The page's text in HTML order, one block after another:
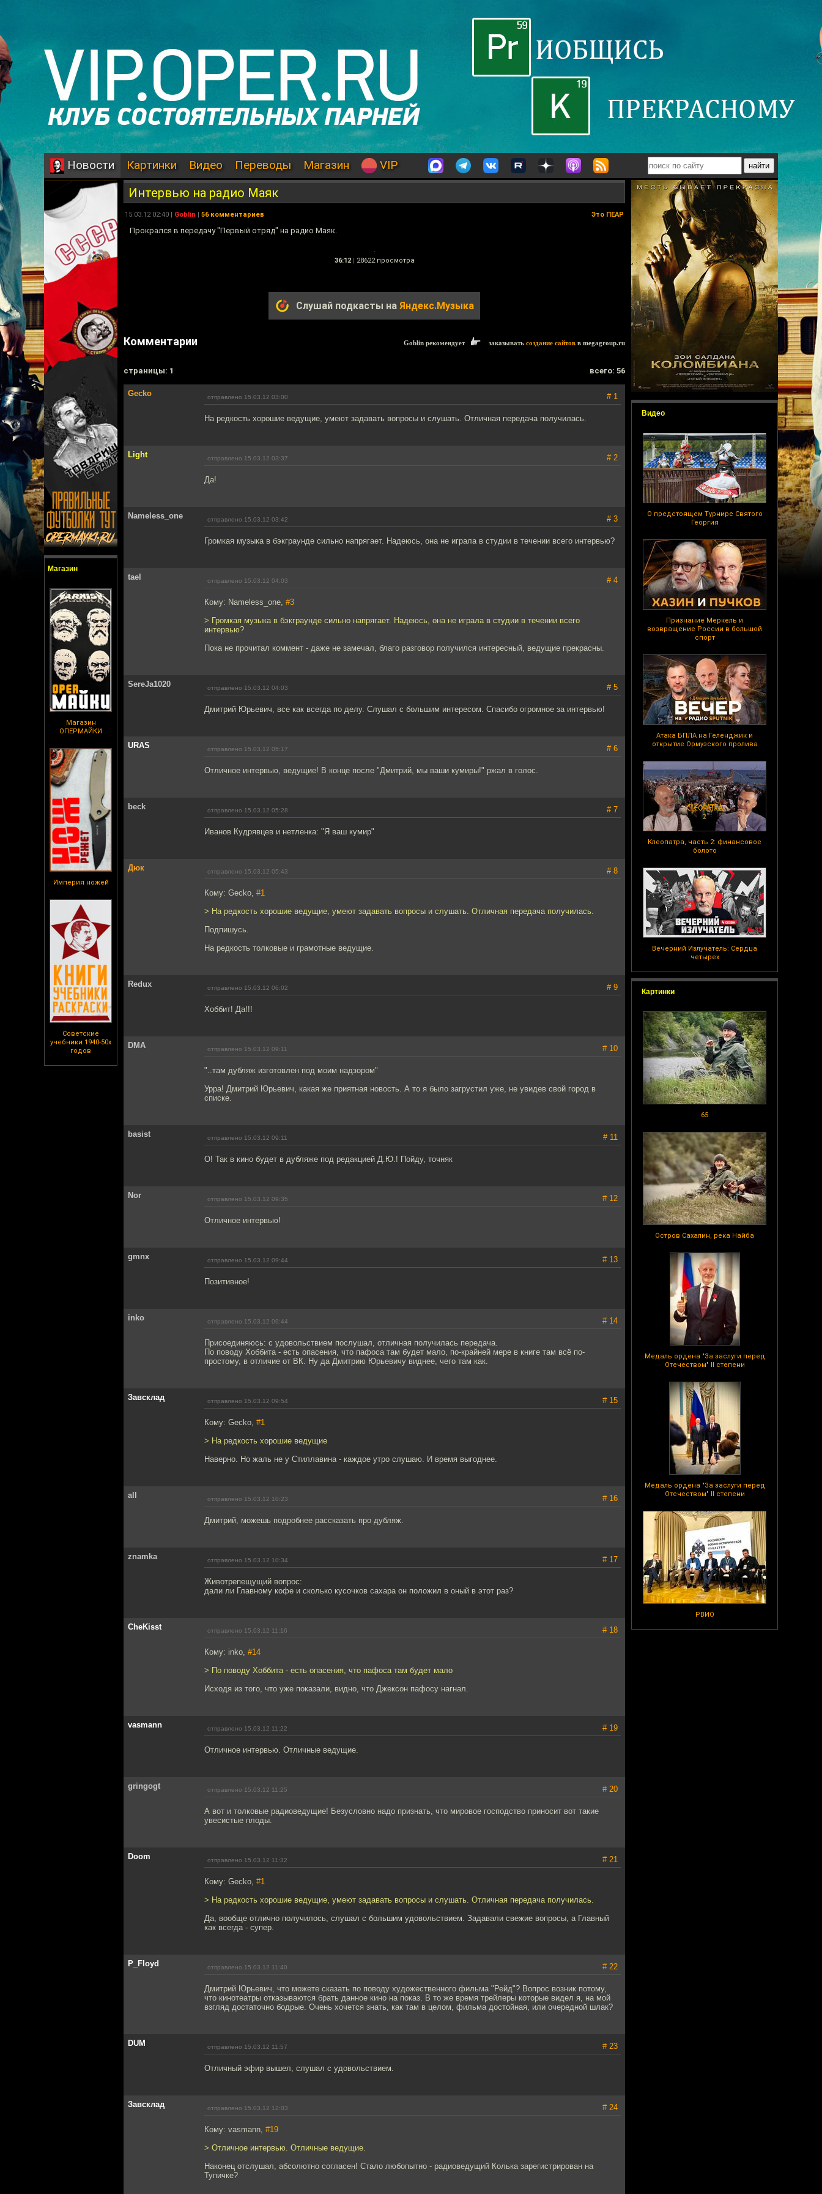
Новости Картинки Видео Переводы Магазин VIP
Магазин
Магазин
ОПЕРМАЙКИ
Империя ножей
Советские
учебники 1940-50х
годов
Видео
О предстоящем Турнире Святого
Георгия
Признание Меркель и
возвращение России в большой
спорт
Атака БПЛА на Геленджик и
открытие Ормузского пролива
Клеопатра, часть 2: финансовое
болото
Вечерний Излучатель: Сердца
четырех
Картинки
65
Остров Сахалин, река Найба
Медаль ордена "За заслуги перед
Отечеством" II степени
Медаль ордена "За заслуги перед
Отечеством" II степени
РВИО
Интервью на радио Маяк
15.03.12 02:40 | Goblin | 56 комментариев Это ПЕАР
Прокрался в передачу "Первый отряд" на радио Маяк.
36:12 | 28622 просмотра
Слушай подкасты на Яндекс.Музыка
Комментарии Goblin рекомендует заказывать создание сайтов в megagroup.ru
cтраницы: 1 всего: 56
Gecko отправлено 15.03.12 03:00 # 1
На редкость хорошие ведущие, умеют задавать вопросы и слушать. Отличная передача получилась.
Light отправлено 15.03.12 03:37 # 2
Да!
Nameless_one отправлено 15.03.12 03:42 # 3
Громкая музыка в бэкграунде сильно напрягает. Надеюсь, она не играла в студии в течении всего интервью?
tael отправлено 15.03.12 04:03 # 4
Кому: Nameless_one, #3
> Громкая музыка в бэкграунде сильно напрягает. Надеюсь, она не играла в студии в течении всего
интервью?
Пока не прочитал коммент - даже не замечал, благо разговор получился интересный, ведущие прекрасны.
SereJa1020 отправлено 15.03.12 04:03 # 5
Дмитрий Юрьевич, все как всегда по делу. Слушал с большим интересом. Спасибо огромное за интервью!
URAS отправлено 15.03.12 05:17 # 6
Отличное интервью, ведущие! В конце после "Дмитрий, мы ваши кумиры!" ржал в голос.
beck отправлено 15.03.12 05:28 # 7
Иванов Кудрявцев и нетленка: "Я ваш кумир"
Дюк отправлено 15.03.12 05:43 # 8
Кому: Gecko, #1
> На редкость хорошие ведущие, умеют задавать вопросы и слушать. Отличная передача получилась.
Подпишусь.
На редкость толковые и грамотные ведущие.
Redux отправлено 15.03.12 06:02 # 9
Хоббит! Да!!!
DMA отправлено 15.03.12 09:11 # 10
"..там дубляж изготовлен под моим надзором"
Урра! Дмитрий Юрьевич, какая же приятная новость. А то я было загрустил уже, не увидев свой город в
списке.
basist отправлено 15.03.12 09:11 # 11
О! Так в кино будет в дубляже под редакцией Д.Ю.! Пойду, точняк
Nor отправлено 15.03.12 09:35 # 12
Отличное интервью!
gmnx отправлено 15.03.12 09:44 # 13
Позитивное!
inko отправлено 15.03.12 09:44 # 14
Присоединяюсь: с удовольствием послушал, отличная получилась передача.
По поводу Хоббита - есть опасения, что пафоса там будет мало, по-крайней мере в книге там всё по-
простому, в отличие от ВК. Ну да Дмитрию Юрьевичу виднее, чего там как.
Завсклад отправлено 15.03.12 09:54 # 15
Кому: Gecko, #1
> На редкость хорошие ведущие
Наверно. Но жаль не у Стиллавина - каждое утро слушаю. И время выгоднее.
all отправлено 15.03.12 10:23 # 16
Дмитрий, можешь подробнее рассказать про дубляж.
znamka отправлено 15.03.12 10:34 # 17
Животрепещущий вопрос:
дали ли Главному кофе и сколько кусочков сахара он положил в оный в этот раз?
CheKisst отправлено 15.03.12 11:16 # 18
Кому: inko, #14
> По поводу Хоббита - есть опасения, что пафоса там будет мало
Исходя из того, что уже показали, видно, что Джексон пафосу нагнал.
vasmann отправлено 15.03.12 11:22 # 19
Отличное интервью. Отличные ведущие.
gringogt отправлено 15.03.12 11:25 # 20
А вот и толковые радиоведущие! Безусловно надо признать, что мировое господство приносит вот такие
увесистые плоды.
Doom отправлено 15.03.12 11:32 # 21
Кому: Gecko, #1
> На редкость хорошие ведущие, умеют задавать вопросы и слушать. Отличная передача получилась.
Да, вообще отлично получилось, слушал с большим удовольствием. Задавали свежие вопросы, а Главный
как всегда - супер.
P_Floyd отправлено 15.03.12 11:40 # 22
Дмитрий Юрьевич, что можете сказать по поводу художественного фильма "Рейд"? Вопрос возник потому,
что кинотеатры отказываются брать данное кино на показ. В то же время трейлеры которые видел я, на мой
взгляд достаточно бодрые. Очень хочется знать, как там в целом, фильма достойная, или очередной шлак?
DUM отправлено 15.03.12 11:57 # 23
Отличный эфир вышел, слушал с удовольствием.
Завсклад отправлено 15.03.12 12:03 # 24
Кому: vasmann, #19
> Отличное интервью. Отличные ведущие.
Наконец отслушал, абсолютно согласен! Стало любопытно - радиоведущий Колька зарегистрирован на
Тупичке?